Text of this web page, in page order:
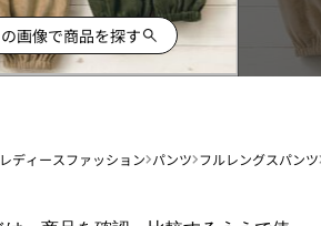
画像で商品を探す
レディースファッション パンツ フルレングスパンツ